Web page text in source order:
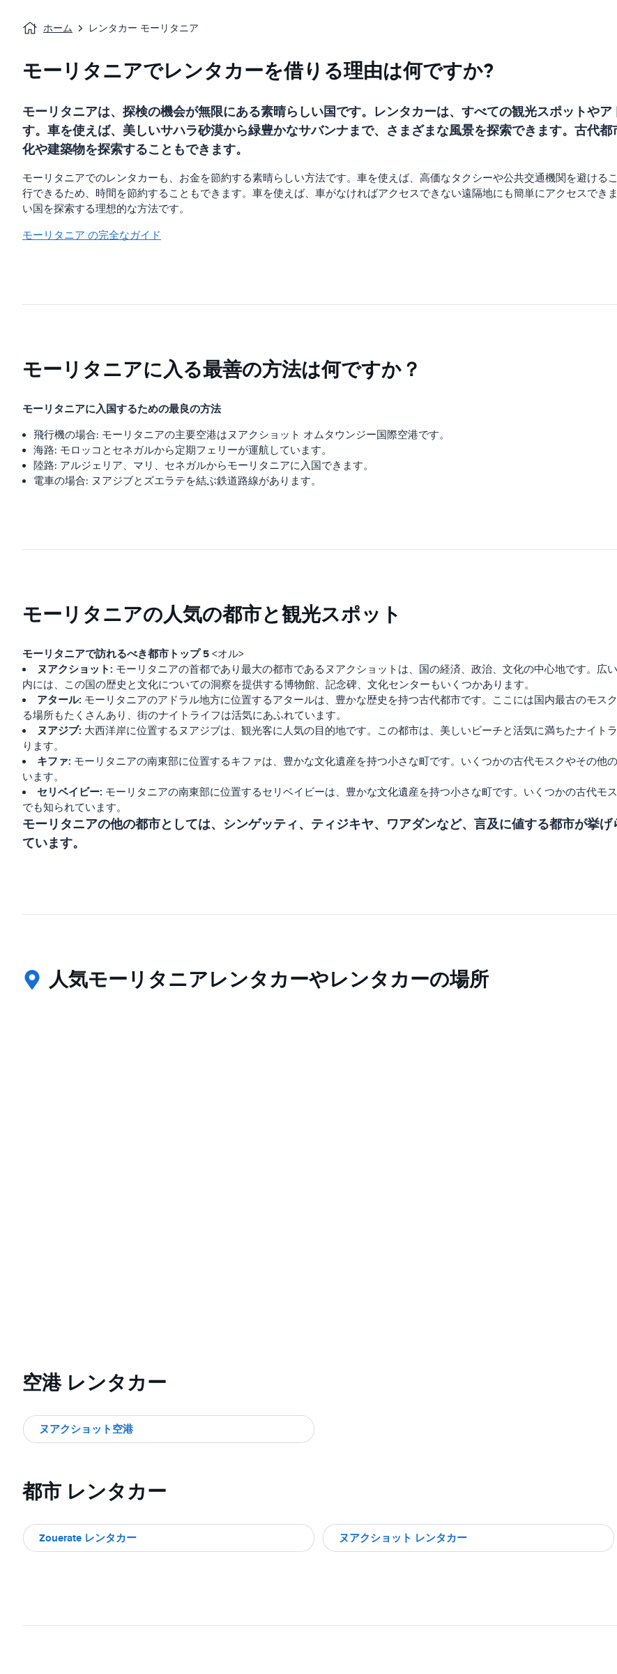
ホーム レンタカー モーリタニア
モーリタニアでレンタカーを借りる理由は何ですか?
モーリタニアは、探検の機会が無限にある素晴らしい国です。レンタカーは、すべての観光スポットや
す。車を使えば、美しいサハラ砂漠から緑豊かなサバンナまで、さまざまな風景を探索できます。古代
化や建築物を探索することもできます。
モーリタニアでのレンタカーも、お金を節約する素晴らしい方法です。車を使えば、高価なタクシーや公共交通機関を避け
行できるため、時間を節約することもできます。車を使えば、車がなければアクセスできない遠隔地にも簡単にアクセスでき
い国を探索する理想的な方法です。
モーリタニア の完全なガイド
モーリタニアに入る最善の方法は何ですか？
モーリタニアに入国するための最良の方法
飛行機の場合: モーリタニアの主要空港はヌアクショット オムタウンジー国際空港です。
海路: モロッコとセネガルから定期フェリーが運航しています。
陸路: アルジェリア、マリ、セネガルからモーリタニアに入国できます。
電車の場合: ヌアジブとズエラテを結ぶ鉄道路線があります。
モーリタニアの人気の都市と観光スポット
モーリタニアで訪れるべき都市トップ 5 <オル>
ヌアクショット: モーリタニアの首都であり最大の都市であるヌアクショットは、国の経済、政治、文化の中心地です。広
内には、この国の歴史と文化についての洞察を提供する博物館、記念碑、文化センターもいくつかあります。
アタール: モーリタニアのアドラル地方に位置するアタールは、豊かな歴史を持つ古代都市です。ここには国内最古のモス
る場所もたくさんあり、街のナイトライフは活気にあふれています。
ヌアジブ: 大西洋岸に位置するヌアジブは、観光客に人気の目的地です。この都市は、美しいビーチと活気に満ちたナイト
ります。
キファ: モーリタニアの南東部に位置するキファは、豊かな文化遺産を持つ小さな町です。いくつかの古代モスクやその他
います。
セリベイビー: モーリタニアの南東部に位置するセリベイビーは、豊かな文化遺産を持つ小さな町です。いくつかの古代モ
でも知られています。
モーリタニアの他の都市としては、シンゲッティ、ティジキヤ、ワアダンなど、言及に値する都市が挙
ています。
人気モーリタニアレンタカーやレンタカーの場所
空港 レンタカー
ヌアクショット空港
都市 レンタカー
Zouerate レンタカー ヌアクショット レンタカー